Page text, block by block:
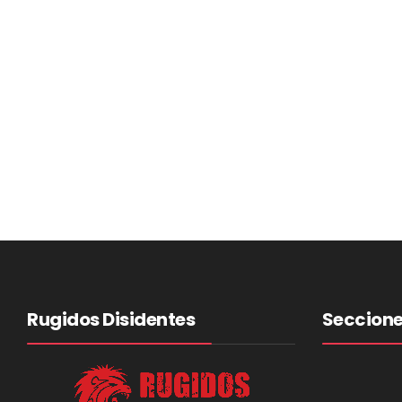
Rugidos Disidentes